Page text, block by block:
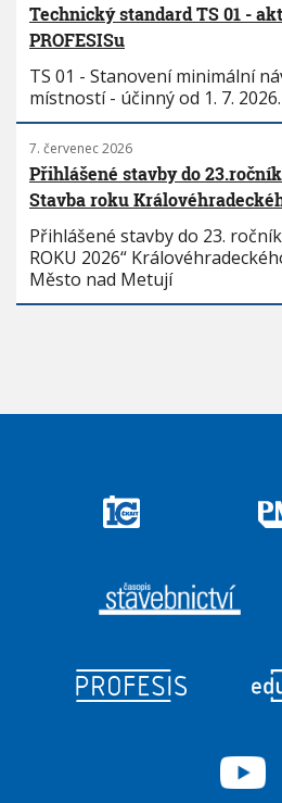
Technický standard TS 01 -
PROFESISu
TS 01 - Stanovení minimální
místností - účinný od 1. 7. 2026.
7. červenec 2026
Přihlášené stavby do
Stavba roku
Přihlášené stavby do 23.
ROKU 2026“
Město nad Metují